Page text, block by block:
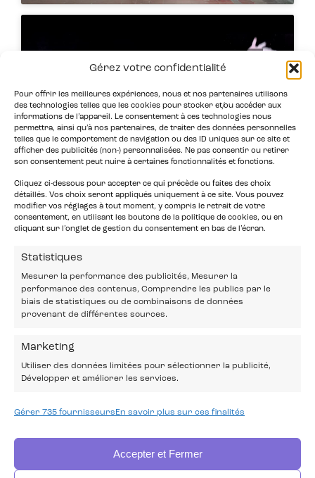
Gérez votre confidentialité
Pour offrir les meilleures expériences, nous et nos partenaires utilisons
des technologies telles que les cookies pour stocker et/ou accéder aux
informations de l’appareil. Le consentement à ces technologies nous
permettra, ainsi qu’à nos partenaires, de traiter des données personnelles
telles que le comportement de navigation ou des ID uniques sur ce site et
afficher des publicités (non-) personnalisées. Ne pas consentir ou retirer
son consentement peut nuire à certaines fonctionnalités et fonctions.
Cliquez ci-dessous pour accepter ce qui précède ou faites des choix
détaillés. Vos choix seront appliqués uniquement à ce site. Vous pouvez
modifier vos réglages à tout moment, y compris le retrait de votre
consentement, en utilisant les boutons de la politique de cookies, ou en
cliquant sur l’onglet de gestion du consentement en bas de l’écran.
Statistiques
Mesurer la performance des publicités, Mesurer la
performance des contenus, Comprendre les publics par le
biais de statistiques ou de combinaisons de données
provenant de différentes sources.
Marketing
Utiliser des données limitées pour sélectionner la publicité,
Développer et améliorer les services.
Gérer 735 fournisseurs En savoir plus sur ces finalités
Accepter et Fermer
Cliquez sur « J’accepte » pour activer
Politique de cookies
J’accepte